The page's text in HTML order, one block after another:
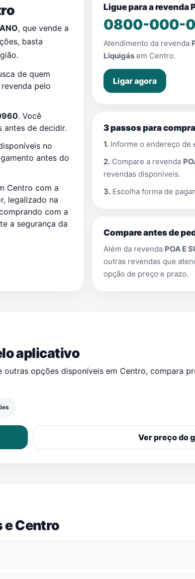
, que vende a
basta
de quem
pelo
. Você
antes de decidir.
no
antes do
Centro com a
legalizado na
com a
a segurança da
Ligue para a revenda
0800-000-
Atendimento da revenda
Liquigás em Centro.
Ligar agora
3 passos para
1. Informe o endereço de
2. Compare a revenda
revendas disponíveis.
3. Escolha forma de
Compare antes de
Além da revenda POA E
outras revendas que
opção de preço e prazo.
aplicativo
outras opções disponíveis em Centro, compara
Ver preço do
eCentro